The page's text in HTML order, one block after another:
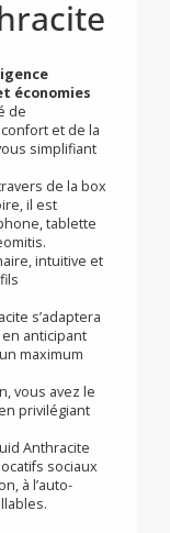
-
et économies
de
confort et de la
vous simplifiant
travers de la box
il est
tablette
intuitive et
profils
s’adaptera
en anticipant
un maximum